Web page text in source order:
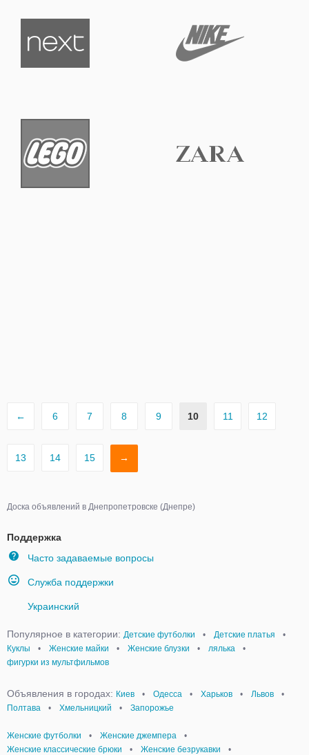
← 6 7 8 9 10 11 12
13 14 15 →
Доска объявлений в Днепропетровске (Днепре)
Поддержка
Часто задаваемые вопросы
Служба поддержки
Украинский
Популярное в категории: Детские футболки • Детские платья
•
Куклы
• Женские майки • Женские блузки • лялька
•
фигурки из мультфильмов
Объявления в городах: Киев • Одесса • Харьков • Львов
•
Полтава
• Хмельницкий • Запорожье
Женские футболки • Женские джемпера
•
Женские классические брюки
• Женские безрукавки
•